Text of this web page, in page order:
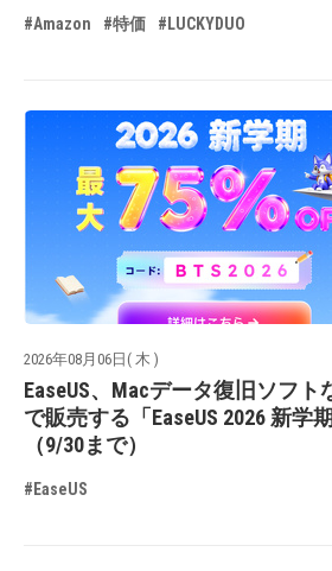
#Amazon #特価 #LUCKYDUO
2026年08月06日( 木 )
EaseUS、Macデータ復旧ソフト
で販売する「EaseUS 2026 新学
（9/30まで）
#EaseUS